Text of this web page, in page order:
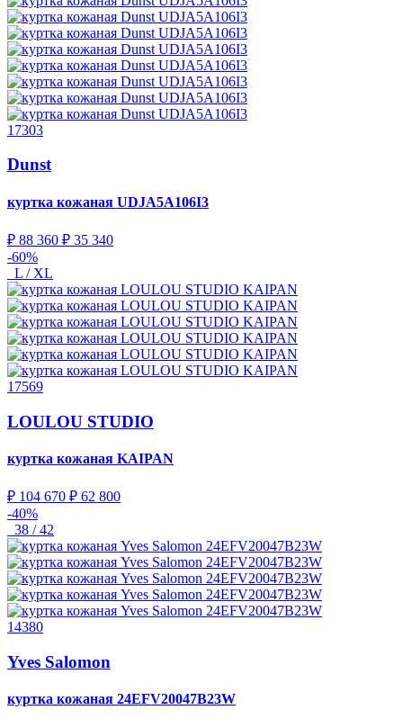
17303
Dunst
куртка кожаная UDJA5A106I3
₽ 88 360 ₽ 35 340
-60%
L / XL
17569
LOULOU STUDIO
куртка кожаная KAIPAN
₽ 104 670 ₽ 62 800
-40%
38 / 42
14380
Yves Salomon
куртка кожаная 24EFV20047B23W